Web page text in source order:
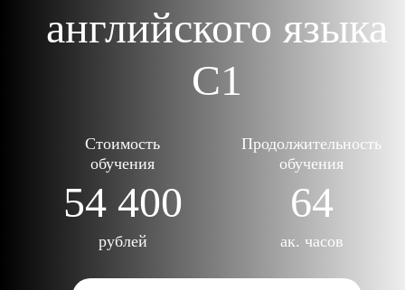
английского языка
C1
Стоимость
обучения
54 400
рублей
Продолжительность
обучения
64
ак. часов